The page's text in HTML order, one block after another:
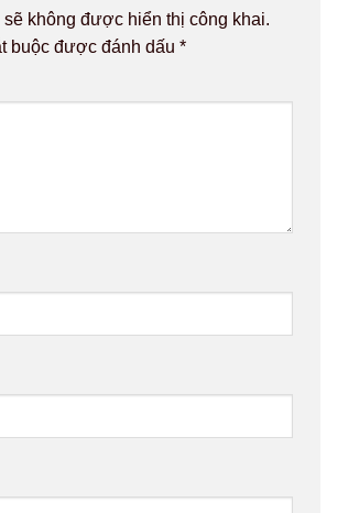
sẽ không được hiển thị công khai.
buộc được đánh dấu *